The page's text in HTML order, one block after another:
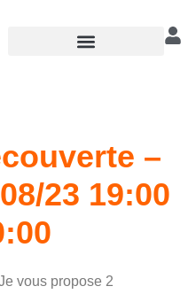
–
23 19:00
vous propose 2